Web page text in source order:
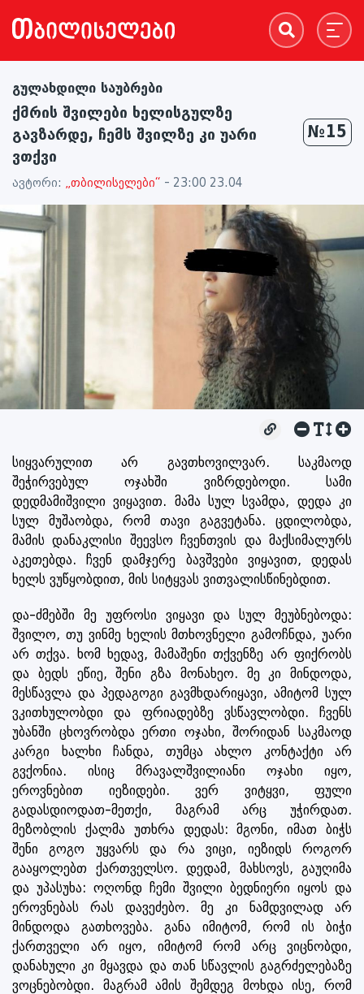
გულახდილი საუბრები
ქმრის შვილები ხელისგულზე
გავზარდე, ჩემს შვილზე კი უარი
ვთქვი
№15
ავტორი: „თბილისელები“ - 23:00 23.04
სიყვარულით არ გავთხოვილვარ. საკმაოდ
შეჭირვებულ ოჯახში ვიზრდებოდი. სამი
დედმამიშვილი ვიყავით. მამა სულ სვამდა, დედა კი
სულ მუშაობდა, რომ თავი გაგვეტანა. ცდილობდა,
მამის დანაკლისი შეევსო ჩვენთვის და მაქსიმალურს
აკეთებდა. ჩვენ დამჯერე ბავშვები ვიყავით, დედას
ხელს ვუწყობდით, მის სიტყვას ვითვალისწინებდით.
და-ძმებში მე უფროსი ვიყავი და სულ მეუბნებოდა:
შვილო, თუ ვინმე ხელის მთხოვნელი გამოჩნდა, უარი
არ თქვა. ხომ ხედავ, მამაშენი თქვენზე არ ფიქრობს
და ბედს ეწიე, შენი გზა მონახეო. მე კი მინდოდა,
მესწავლა და პედაგოგი გავმხდარიყავი, ამიტომ სულ
ვკითხულობდი და ფრიადებზე ვსწავლობდი. ჩვენს
უბანში ცხოვრობდა ერთი ოჯახი, შორიდან საკმაოდ
კარგი ხალხი ჩანდა, თუმცა ახლო კონტაქტი არ
გვქონია. ისიც მრავალშვილიანი ოჯახი იყო,
ეროვნებით იეზიდები. ვერ ვიტყვი, ფული
გადასდიოდათ-მეთქი, მაგრამ არც უჭირდათ.
მეზობლის ქალმა უთხრა დედას: მგონი, იმათ ბიჭს
შენი გოგო უყვარს და რა ვიცი, იეზიდს როგორ
გააყოლებთ ქართველსო. დედამ, მახსოვს, გაუღიმა
და უპასუხა: ოღონდ ჩემი შვილი ბედნიერი იყოს და
ეროვნებას რას დავეძებო. მე კი ნამდვილად არ
მინდოდა გათხოვება. განა იმიტომ, რომ ის ბიჭი
ქართველი არ იყო, იმიტომ რომ არც ვიცნობდი,
დანახული კი მყავდა და თან სწავლის გაგრძელებაზე
ვოცნებობდი. მაგრამ ამის შემდეგ მოხდა ისე, რომ